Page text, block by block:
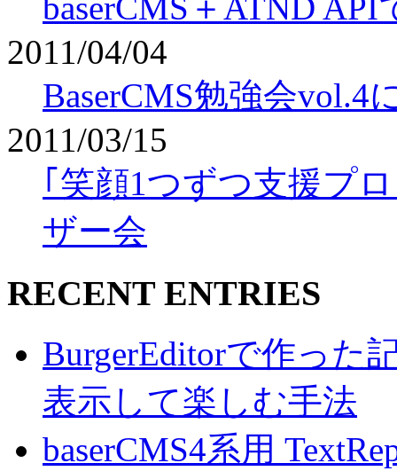
2011/04/04
BaserCMS勉強会vol.4
2011/03/15
｢笑顔1つずつ支援プ
ザー会
RECENT ENTRIES
BurgerEditorで作った
表示して楽しむ手法
baserCMS4系用